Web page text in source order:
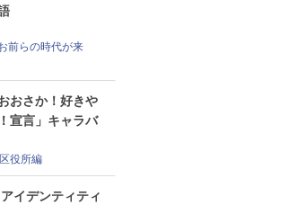
前らの時代が来
おさか！好きや
宣言」キャラバ
役所編
イデンティティ